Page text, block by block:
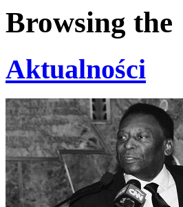
Browsing the
Aktualności